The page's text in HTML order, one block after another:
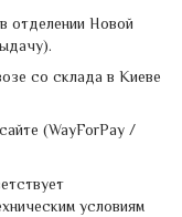
отделении Новой
со склада в Киеве
(WayForPay /
условиям